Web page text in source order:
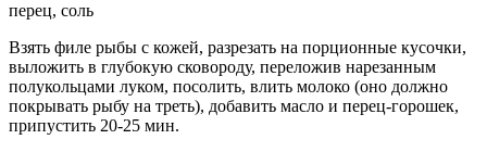
перец, соль
Взять филе рыбы с кожей, разрезать на порционные кусочки,
выложить в глубокую сковороду, переложив нарезанным
полукольцами луком, посолить, влить молоко (оно должно
покрывать рыбу на треть), добавить масло и перец-горошек,
припустить 20-25 мин.